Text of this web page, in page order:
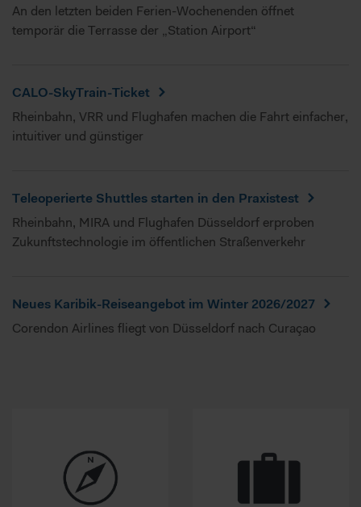
werden nur notwendige Cookies verwendet, die zur
Gewährleistung von Grundfunktionen der Website benötigt
Bitte beachten Sie, dass dabei pseudonyme Daten auch
außerhalb des EWR, insbesondere den USA abgerufen
oder gespeichert werden können. In diesen Ländern
unterliegen können, gegen die weder wirksame
Rechtsbehelfe noch Betroffenenrechte durchsetzbar sein
können. Sie können durch diese Informationen nicht direkt
An den letzten beiden Ferien-Wochenenden öffnet
temporär die Terrasse der „Station Airport“
CALO-SkyTrain-Ticket
Rheinbahn, VRR und Flughafen machen die Fahrt einfacher,
intuitiver und günstiger
Teleoperierte Shuttles starten in den Praxistest
Rheinbahn, MIRA und Flughafen Düsseldorf erproben
Zukunftstechnologie im öffentlichen Straßenverkehr
Neues Karibik-Reiseangebot im Winter 2026/2027
Corendon Airlines fliegt von Düsseldorf nach Curaçao